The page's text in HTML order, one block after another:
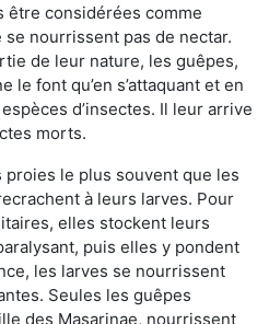
être considérées comme
nourrissent pas de nectar.
de leur nature, les guêpes,
le font qu’en s’attaquant et en
d’insectes. Il leur arrive
morts.
le plus souvent que les
à leurs larves. Pour
elles stockent leurs
puis elles y pondent
les larves se nourrissent
Seules les guêpes
des Masarinae, nourrissent